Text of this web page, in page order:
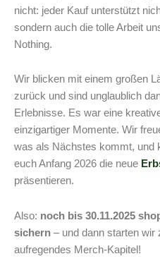
nicht: jeder Kauf unterstützt
sondern auch die tolle Arbeit
Nothing.
Wir blicken mit einem großen
zurück und sind unglaublich
Erlebnisse. Es war eine
einzigartiger Momente. Wir
was als Nächstes kommt, und
euch Anfang 2026 die neue
präsentieren.
Also: noch bis 30.11.2025
sichern – und dann starten wir
aufregendes Merch-Kapitel!